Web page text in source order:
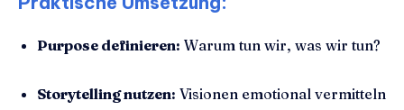
Purpose definieren: Warum tun wir, was wir tun?
Storytelling nutzen: Visionen emotional vermitteln